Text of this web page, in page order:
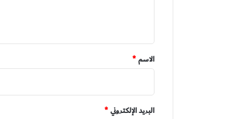
*
الاسم*
البريد الإلكتروني*